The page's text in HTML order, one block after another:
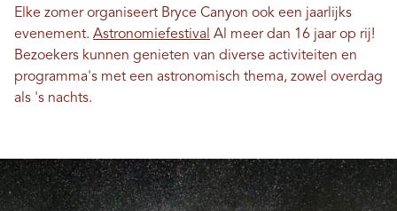
Elke zomer organiseert Bryce Canyon ook een jaarlijks
evenement. Astronomiefestival Al meer dan 16 jaar op rij!
Bezoekers kunnen genieten van diverse activiteiten en
programma's met een astronomisch thema, zowel overdag
als 's nachts.